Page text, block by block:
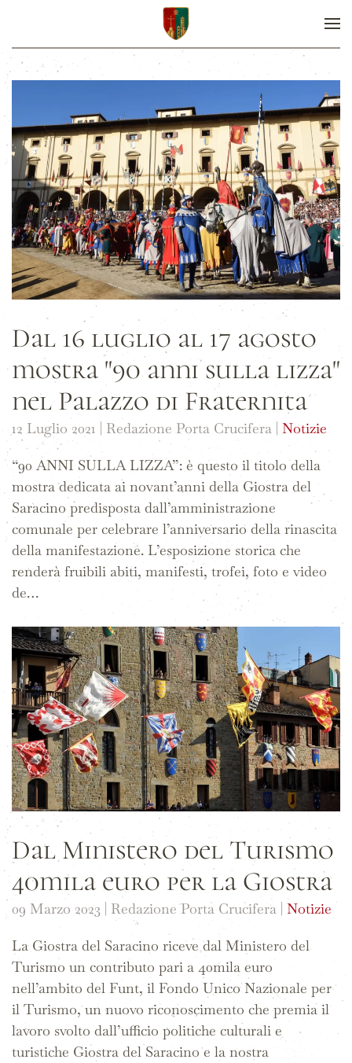
Dal 16 luglio al 17 agosto
mostra "90 anni sulla lizza"
nel Palazzo di Fraternita
12 Luglio 2021 | Redazione Porta Crucifera | Notizie
“90 ANNI SULLA LIZZA”: è questo il titolo della
mostra dedicata ai novant’anni della Giostra del
Saracino predisposta dall’amministrazione
comunale per celebrare l’anniversario della rinascita
della manifestazione. L’esposizione storica che
renderà fruibili abiti, manifesti, trofei, foto e video
de…
Dal Ministero del Turismo
40mila euro per la Giostra
09 Marzo 2023 | Redazione Porta Crucifera | Notizie
La Giostra del Saracino riceve dal Ministero del
Turismo un contributo pari a 40mila euro
nell’ambito del Funt, il Fondo Unico Nazionale per
il Turismo, un nuovo riconoscimento che premia il
lavoro svolto dall’ufficio politiche culturali e
turistiche Giostra del Saracino e la nostra